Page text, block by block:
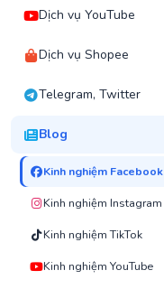
Dịch vụ YouTube
Dịch vụ Shopee
Telegram, Twitter
Blog
Kinh nghiệm Facebook
Kinh nghiệm Instagram
Kinh nghiệm TikTok
Kinh nghiệm YouTube